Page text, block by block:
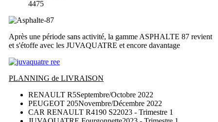
4475
Après une période sans activité, la gamme ASPHALTE 87 revient
et s'étoffe avec les JUVAQUATRE et encore davantage
PLANNING de LIVRAISON
RENAULT R5Septembre/Octobre 2022
PEUGEOT 205Novembre/Décembre 2022
CAR RENAULT R4190 S22023 - Trimestre 1